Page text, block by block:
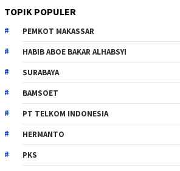
TOPIK POPULER
PEMKOT MAKASSAR
HABIB ABOE BAKAR ALHABSYI
SURABAYA
BAMSOET
PT TELKOM INDONESIA
HERMANTO
PKS